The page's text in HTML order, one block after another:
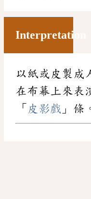
Interpretation
以紙或皮製成
在布幕上來表
「 皮影戲 」條